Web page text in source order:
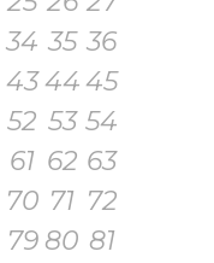
34 35 36
434445
52 53 54
61 62 63
70 71 72
79 80 81